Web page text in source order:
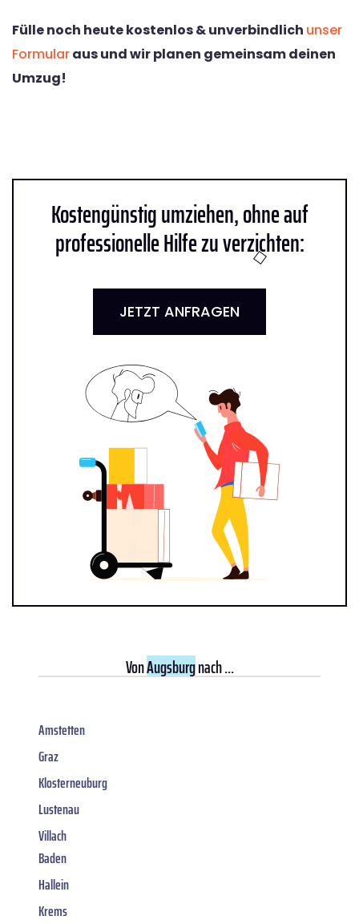
Fülle noch heute kostenlos & unverbindlich unser
Formularaus und wir planen gemeinsam deinen
Umzug!
Kostengünstig umziehen, ohne auf
professionelle Hilfe zu verzichten:
JETZT ANFRAGEN
VonAugsburgnach ...
Amstetten
Graz
Klosterneuburg
Lustenau
Villach
Baden
Hallein
Krems